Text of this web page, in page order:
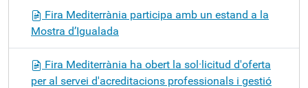
Fira Mediterrània participa amb un estand a la
Mostra d’Igualada
Fira Mediterrània ha obert la sol·licitud d'oferta
per al servei d'acreditacions professionals i gestió